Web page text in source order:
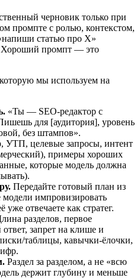
черновик только при
промпте с ролью, контекстом,
статью про X»
Хороший промпт — это
мы используем на
«Ты — SEO-редактор с
для [аудитория], уровень
без штампов».
УТП, целевые запросы, интент
примеры хороших
которые модель должна
Передайте готовый план из
импровизировать
уже отвечаете как стратег.
разделов, первое
запрет на клише и
таблицы, кавычки-ёлочки,
Раздел за разделом, а не «всю
держит глубину и меньше